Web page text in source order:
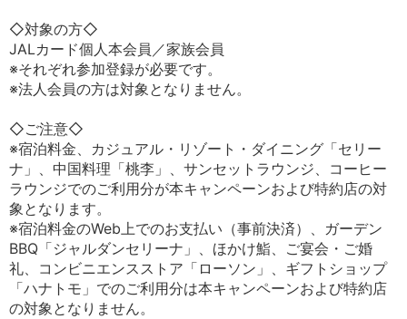
◇対象の方◇
JALカード個人本会員／家族会員
※それぞれ参加登録が必要です。
※法人会員の方は対象となりません。
◇ご注意◇
※宿泊料金、カジュアル・リゾート・ダイニング「セリー
ナ」、中国料理「桃李」、サンセットラウンジ、コーヒー
ラウンジでのご利用分が本キャンペーンおよび特約店の対
象となります。
※宿泊料金のWeb上でのお支払い（事前決済）、ガーデン
BBQ「ジャルダンセリーナ」、ほかけ鮨、ご宴会・ご婚
礼、コンビニエンスストア「ローソン」、ギフトショップ
「ハナトモ」でのご利用分は本キャンペーンおよび特約店
の対象となりません。